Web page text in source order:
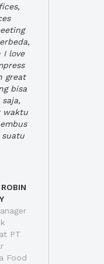
I love
great
bisa
waktu
PT
Food